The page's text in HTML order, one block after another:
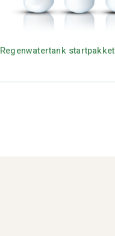
Regenwatertank startpakket